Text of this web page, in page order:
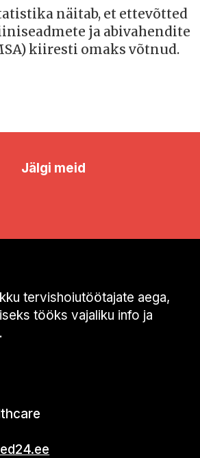
näitab, et ettevõtted
ja abivahendite
kiiresti omaks võtnud.
Jälgi meid
tervishoiutöötajate aega,
tööks vajaliku info ja